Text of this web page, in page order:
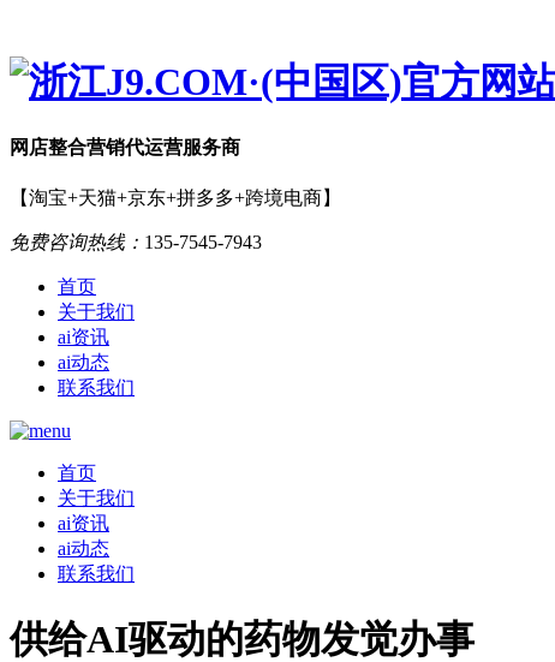
网店整合营销代运营服务商
【淘宝+天猫+京东+拼多多+跨境电商】
免费咨询热线： 135-7545-7943
首页
关于我们
ai资讯
ai动态
联系我们
首页
关于我们
ai资讯
ai动态
联系我们
供给AI驱动的药物发觉办事